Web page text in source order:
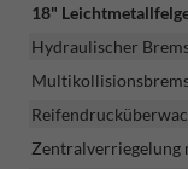
18"
Hydraulischer
Zentralverriegelung